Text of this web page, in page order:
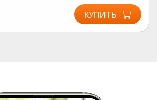
КУПИТЬ